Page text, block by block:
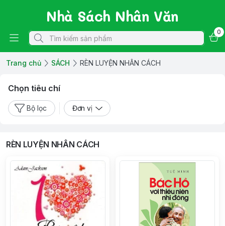
Nhà Sách Nhân Văn
0
Trang chủ SÁCH RÈN LUYỆN NHÂN CÁCH
Chọn tiêu chí
Bộ lọc Đơn vị
RÈN LUYỆN NHÂN CÁCH